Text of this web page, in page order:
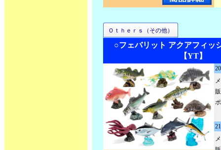
Ｏｔｈｅｒｓ（その他）
○フェバリット アクアフィッ
【YT】